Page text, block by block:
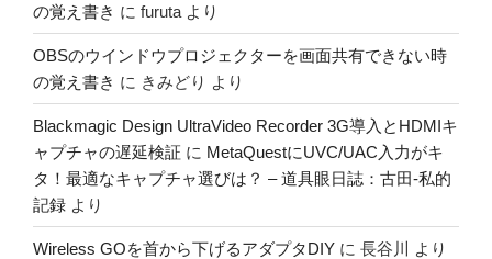
の覚え書き に furuta より
OBSのウインドウプロジェクターを画面共有できない時
の覚え書き に きみどり より
Blackmagic Design UltraVideo Recorder 3G導入とHDMIキ
ャプチャの遅延検証 に MetaQuestにUVC/UAC入力がキ
タ！最適なキャプチャ選びは？ – 道具眼日誌：古田-私的
記録 より
Wireless GOを首から下げるアダプタDIY に 長谷川 より